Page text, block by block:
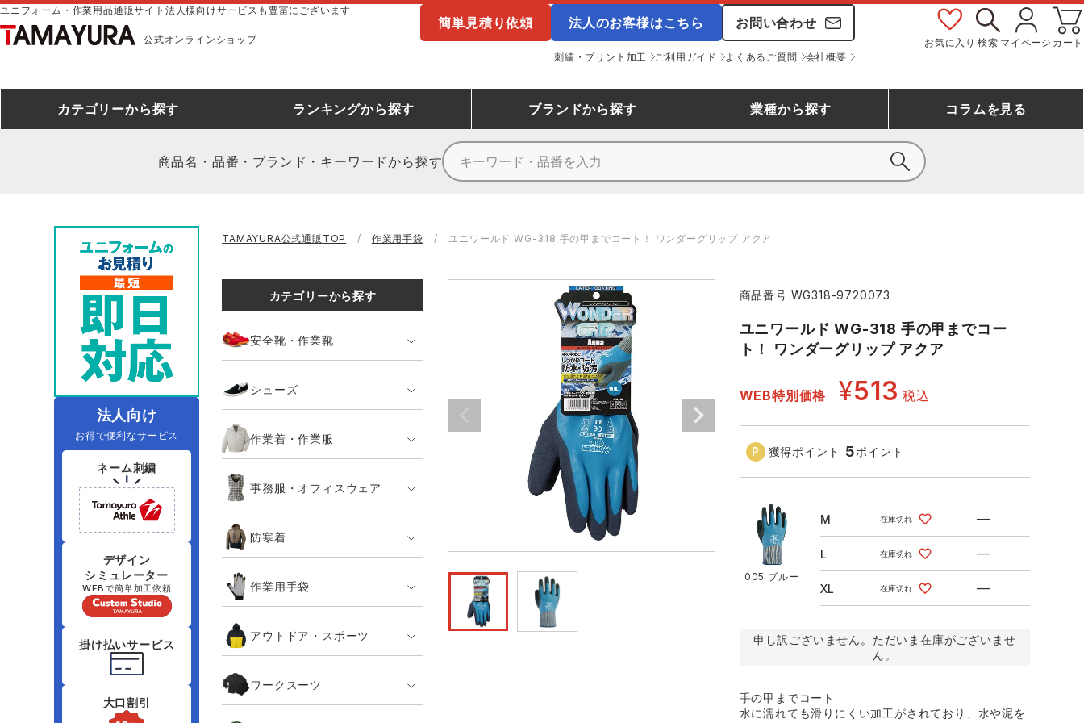
ユニフォーム・作業用品通販サイト法人様向けサービスも豊富にございます
公式オンラインショップ
簡単見積り依頼 法人のお客様はこちら お問い合わせ
刺繍・プリント加工 ご利用ガイド よくあるご質問 会社概要
お気に入り 検索 マイページ カート
カテゴリーから探す
防寒着
コンプレッションウェア 作業用ポロシャツ 安全保護具 レインウェア・カッパ
ヤッケ 作業用小物・アクセサリー類 鞄・バッグ類 つなぎ
ファン付きウェア（空調服シリー
ズ）
電熱ウェア・ヒートウェア 刺繍・プリント加工対象商品
ランキングから探す
ミズノ安全靴ランキング
空調服ランキング コンプレッションウェアランキング 作業用ポロシャツランキング 作業用手袋ランキング
レインウェアランキング アイズフロンティア ランキング TSDESIGN ランキング コーコス ランキング
アイトス ランキング ジーベック ランキング
ネーム刺繍・プリント加工対象商品
作業着
ニット
ファン付きウェア
防寒
カジュアル
ブランドから探す
アイズフロンティア
クロダルマ 桑和 山田辰 クレヒフク
住商モンブラン ボンマックス GUSH FORCE CUP
シンメン 日進ゴム ハイパーV 丸五
タカヤ商事 エアークラフト 自重堂 サーヴォ セロリー 大阪支店
アタックベース サンエス 中塚被服 イーブンリバー スターライト工業
藤井電工 福山ゴム工業
ビッグボーン商事株式会
社
業種から探す
農作業服
DIY・日曜大工作業服 飲食店ユニフォーム 運送・倉庫作業服 清掃・ビルメンテ作業服
夜間・高視認性安全服 医療白衣・介護服
コラムを見る
商品名・品番・ブランド・キーワードから探す
法人向け
お得で便利なサービス
ネーム刺繍
デザイン
シミュレーター
WEBで簡単加工依頼
掛け払いサービス
大口割引
TAMAYURA公式通販TOP 作業用手袋 ユニワールド WG-318 手の甲までコート！ ワンダーグリップ アクア
カテゴリーから探す
安全靴・作業靴
シューズ
作業着・作業服
事務服・オフィスウェア
防寒着
作業用手袋
アウトドア・スポーツ
ワークスーツ
005 ブルー
商品番号 WG318-9720073
ユニワールド WG-318 手の甲までコー
ト！ ワンダーグリップ アクア
WEB特別価格 ¥513 税込
獲得ポイント 5ポイント
005 ブルー
M 在庫切れ —
L 在庫切れ —
XL 在庫切れ —
申し訳ございません。ただいま在庫がございませ
ん。
手の甲までコート
水に濡れても滑りにくい加工がされており、水や泥を